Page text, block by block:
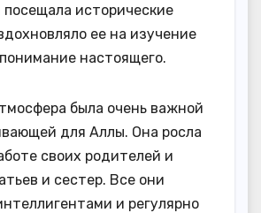
посещала исторические
ее на изучение
настоящего.
была очень важной
для Аллы. Она росла
своих родителей и
и сестер. Все они
и регулярно